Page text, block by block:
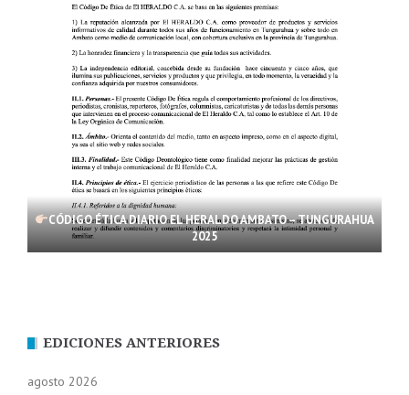
CÓDIGO ÉTICA DIARIO EL HERALDO AMBATO – TUNGURAHUA
2025
EDICIONES ANTERIORES
agosto 2026